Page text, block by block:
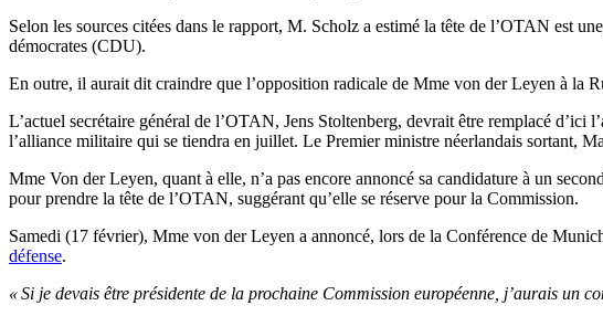
Selon les sources citées dans le rapport, M. Scholz a estimé la tête de l’OTAN est
démocrates (CDU).
En outre, il aurait dit craindre que l’opposition radicale de Mme von der Leyen à la
L’actuel secrétaire général de l’OTAN, Jens Stoltenberg, devrait être remplacé d’ici
l’alliance militaire qui se tiendra en juillet. Le Premier ministre néerlandais sortant,
Mme Von der Leyen, quant à elle, n’a pas encore annoncé sa candidature à un
pour prendre la tête de l’OTAN, suggérant qu’elle se réserve pour la Commission.
Samedi (17 février), Mme von der Leyen a annoncé, lors de la Conférence de
défense.
« Si je devais être présidente de la prochaine Commission européenne, j’aurais un